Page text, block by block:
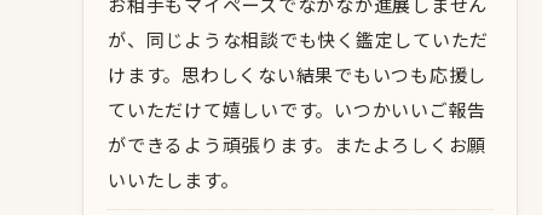
が、同じような相談でも快く鑑定していただ
けます。思わしくない結果でもいつも応援し
ていただけて嬉しいです。いつかいいご報告
ができるよう頑張ります。またよろしくお願
いいたします。